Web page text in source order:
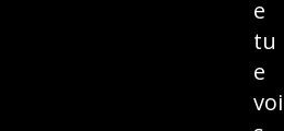
e
tu
e
voi